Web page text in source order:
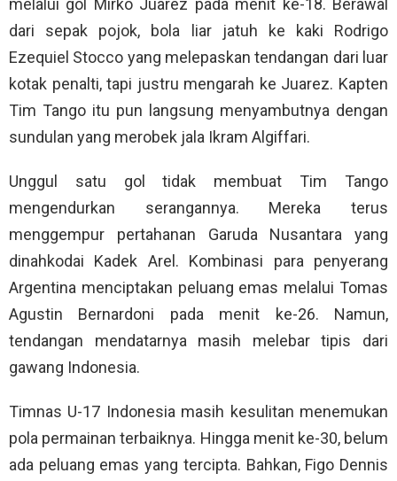
melalui gol Mirko Juarez pada menit ke-18. Berawal
dari sepak pojok, bola liar jatuh ke kaki Rodrigo
Ezequiel Stocco yang melepaskan tendangan dari luar
kotak penalti, tapi justru mengarah ke Juarez. Kapten
Tim Tango itu pun langsung menyambutnya dengan
sundulan yang merobek jala Ikram Algiffari.
Unggul satu gol tidak membuat Tim Tango
mengendurkan serangannya. Mereka terus
menggempur pertahanan Garuda Nusantara yang
dinahkodai Kadek Arel. Kombinasi para penyerang
Argentina menciptakan peluang emas melalui Tomas
Agustin Bernardoni pada menit ke-26. Namun,
tendangan mendatarnya masih melebar tipis dari
gawang Indonesia.
Timnas U-17 Indonesia masih kesulitan menemukan
pola permainan terbaiknya. Hingga menit ke-30, belum
ada peluang emas yang tercipta. Bahkan, Figo Dennis